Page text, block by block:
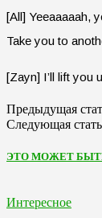
[All] Yeeaaaaah,
Take you to
[Zayn] I’ll lift you
Предыдущая
Следующая
ЭТО МОЖЕТ
Интересное